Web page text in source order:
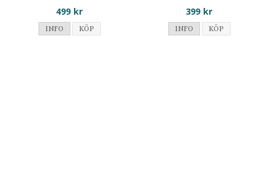
499 kr
INFO KÖP
399 kr
INFO KÖP